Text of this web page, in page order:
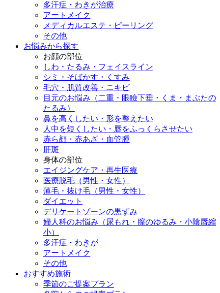
多汗症・わきが治療
アートメイク
メディカルエステ・ピーリング
その他
お悩みから探す
お顔の部位
しわ・たるみ・フェイスライン
シミ・そばかす・くすみ
毛穴・肌質改善・ニキビ
目元のお悩み（二重・眼瞼下垂・くま・まぶたの
たるみ）
鼻を高くしたい・形を整えたい
人中を短くしたい・唇をふっくらさせたい
赤ら顔・赤あざ・血管腫
肝斑
身体の部位
エイジングケア・再生医療
医療脱毛（男性・女性）
薄毛・抜け毛（男性・女性）
ダイエット
デリケートゾーンの黒ずみ
婦人科のお悩み（尿もれ・膣のゆるみ・小陰唇縮
小）
多汗症・わきが
アートメイク
その他
おすすめ施術
季節のご提案プラン